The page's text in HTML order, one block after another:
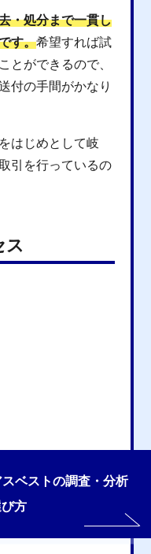
・処分まで一貫し
す。希望すれば試
とができるので、
付の手間がかなり
はじめとして岐
引を行っているの
ス
ベストの調査・分析
方